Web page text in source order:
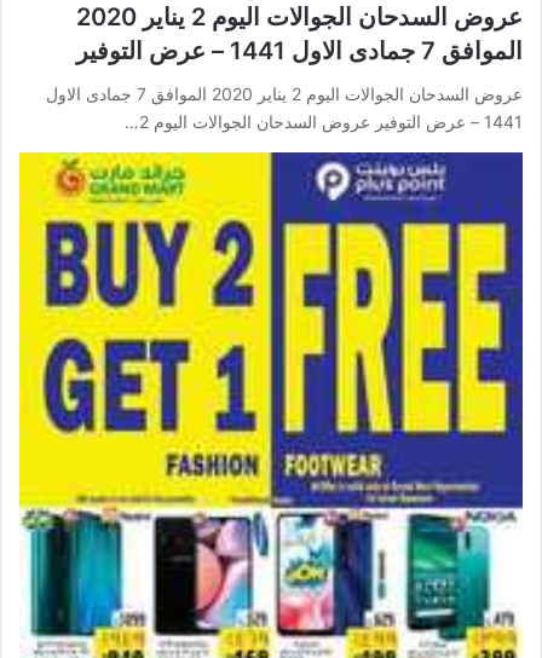
عروض السدحان الجوالات اليوم 2 يناير 2020
الموافق 7 جمادى الاول 1441 – عرض التوفير
عروض السدحان الجوالات اليوم 2 يناير 2020 الموافق 7 جمادى الاول
1441 – عرض التوفير عروض السدحان الجوالات اليوم 2…